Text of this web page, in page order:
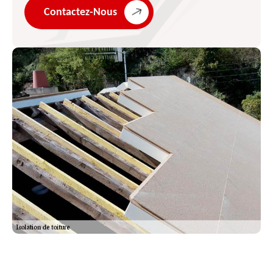
Contactez-Nous